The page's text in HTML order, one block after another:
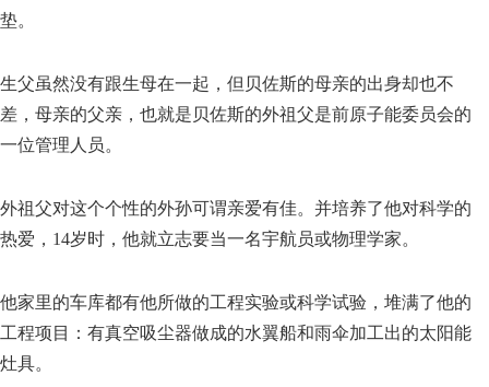
垫。
生父虽然没有跟生母在一起，但贝佐斯的母亲的出身却也不
差，母亲的父亲，也就是贝佐斯的外祖父是前原子能委员会的
一位管理人员。
外祖父对这个个性的外孙可谓亲爱有佳。并培养了他对科学的
热爱，14岁时，他就立志要当一名宇航员或物理学家。
他家里的车库都有他所做的工程实验或科学试验，堆满了他的
工程项目：有真空吸尘器做成的水翼船和雨伞加工出的太阳能
灶具。